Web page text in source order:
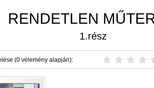
RENDETLEN
1.rész
(0 vélemény alapján):